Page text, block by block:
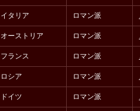
イタリア ロマン派
オーストリア ロマン派
フランス ロマン派
ロシア ロマン派
ドイツ ロマン派